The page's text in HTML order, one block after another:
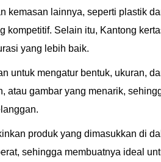
kemasan lainnya, seperti plastik
kompetitif. Selain itu, Kantong
yang lebih baik.
untuk mengatur bentuk, ukuran,
gambar yang menarik,
produk yang dimasukkan di
sehingga membuatnya ideal